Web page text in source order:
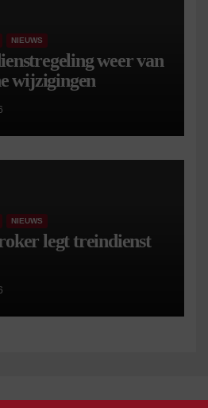
NIEUWS
weer van
wijzigingen
NIEUWS
legt treindienst